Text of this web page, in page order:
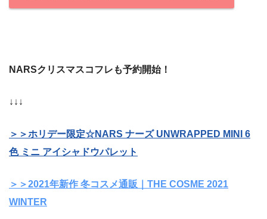
NARSクリスマスコフレも予約開始！
↓↓↓
＞＞ホリデー限定☆NARS ナーズ UNWRAPPED MINI 6
色 ミニ アイシャドウパレット
＞＞2021年新作 冬コスメ通販｜THE COSME 2021
WINTER